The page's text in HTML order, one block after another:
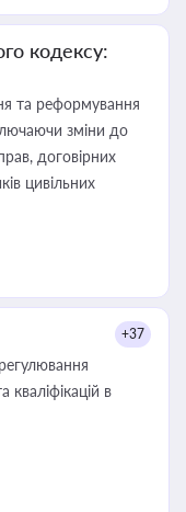
кодексу:
та реформування
зміни до
договірних
цивільних
+37
кваліфікацій в